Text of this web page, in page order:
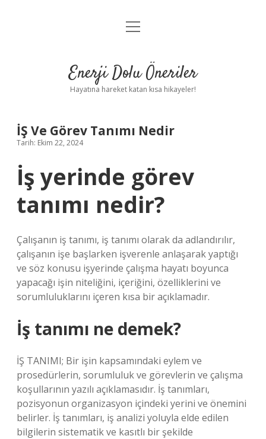
Anasayfa
Yasal Uyarı
menüyü
Enerji Dolu Öneriler
Hayatına hareket katan kısa hikayeler!
İŞ Ve Görev Tanımı Nedir
Tarih: Ekim 22, 2024
İş yerinde görev
tanımı nedir?
Çalışanın iş tanımı, iş tanımı olarak da adlandırılır,
çalışanın işe başlarken işverenle anlaşarak yaptığı
ve söz konusu işyerinde çalışma hayatı boyunca
yapacağı işin niteliğini, içeriğini, özelliklerini ve
sorumluluklarını içeren kısa bir açıklamadır.
İş tanımı ne demek?
İŞ TANIMI; Bir işin kapsamındaki eylem ve
prosedürlerin, sorumluluk ve görevlerin ve çalışma
koşullarının yazılı açıklamasıdır. İş tanımları,
pozisyonun organizasyon içindeki yerini ve önemini
belirler. İş tanımları, iş analizi yoluyla elde edilen
bilgilerin sistematik ve kasıtlı bir şekilde